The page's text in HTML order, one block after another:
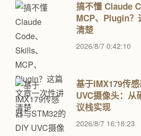
搞不懂 Claude
MCP、Plugin？
清楚
2026/8/7 0:42:10
基于IMX179传
UVC摄像头：从
议栈实现
2026/8/7 16:18:23